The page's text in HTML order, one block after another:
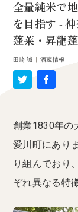
全量純米で
を目指す -
蓬莱・昇龍蓬
田崎 誠 酒蔵情報
創業1830年の
愛川町にあり
り組んでおり
ぞれ異なる特